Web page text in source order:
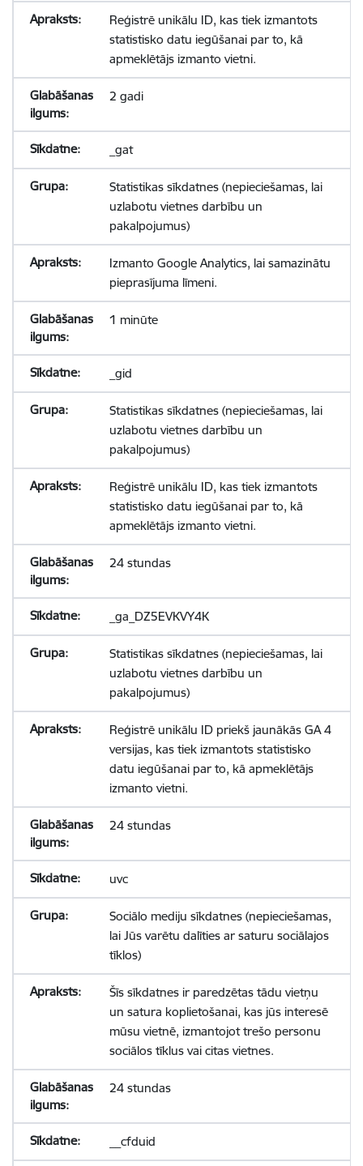
Reģistrē unikālu ID, kas tiek izmantots
statistisko datu iegūšanai par to, kā
apmeklētājs izmanto vietni.
2 gadi
_gat
Statistikas sīkdatnes (nepieciešamas, lai
uzlabotu vietnes darbību un
pakalpojumus)
Izmanto Google Analytics, lai samazinātu
pieprasījuma līmeni.
1 minūte
_gid
Statistikas sīkdatnes (nepieciešamas, lai
uzlabotu vietnes darbību un
pakalpojumus)
Reģistrē unikālu ID, kas tiek izmantots
statistisko datu iegūšanai par to, kā
apmeklētājs izmanto vietni.
24 stundas
_ga_DZ5EVKVY4K
Statistikas sīkdatnes (nepieciešamas, lai
uzlabotu vietnes darbību un
pakalpojumus)
Reģistrē unikālu ID priekš jaunākās GA 4
versijas, kas tiek izmantots statistisko
datu iegūšanai par to, kā apmeklētājs
izmanto vietni.
24 stundas
uvc
Sociālo mediju sīkdatnes (nepieciešamas,
lai Jūs varētu dalīties ar saturu sociālajos
tīklos)
Šīs sīkdatnes ir paredzētas tādu vietņu
un satura koplietošanai, kas jūs interesē
mūsu vietnē, izmantojot trešo personu
sociālos tīklus vai citas vietnes.
24 stundas
__cfduid